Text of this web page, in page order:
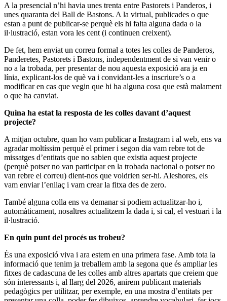
A la presencial n’hi havia unes trenta entre Pastorets i Panderos, i
unes quaranta del Ball de Bastons. A la virtual, publicades o que
estan a punt de publicar-se perquè els hi falta alguna dada o la
il·lustració, estan vora les cent (i continuen creixent).
De fet, hem enviat un correu formal a totes les colles de Panderos,
Panderetes, Pastorets i Bastons, independentment de si van venir o
no a la trobada, per presentar de nou aquesta exposició ara ja en
línia, explicant-los de què va i convidant-les a inscriure’s o a
modificar en cas que vegin que hi ha alguna cosa que està malament
o que ha canviat.
Quina ha estat la resposta de les colles davant d’aquest
projecte?
A mitjan octubre, quan ho vam publicar a Instagram i al web, ens va
agradar moltíssim perquè el primer i segon dia vam rebre tot de
missatges d’entitats que no sabien que existia aquest projecte
(perquè potser no van participar en la trobada nacional o potser no
van rebre el correu) dient-nos que voldrien ser-hi. Aleshores, els
vam enviar l’enllaç i vam crear la fitxa des de zero.
També alguna colla ens va demanar si podiem actualitzar-ho i,
automàticament, nosaltres actualitzem la dada i, si cal, el vestuari i la
il·lustració.
En quin punt del procés us trobeu?
És una exposició viva i ara estem en una primera fase. Amb tota la
informació que tenim ja treballem amb la segona que és ampliar les
fitxes de cadascuna de les colles amb altres apartats que creiem que
són interessants i, al llarg del 2026, anirem publicant materials
pedagògics per utilitzar, per exemple, en una mostra d’entitats per